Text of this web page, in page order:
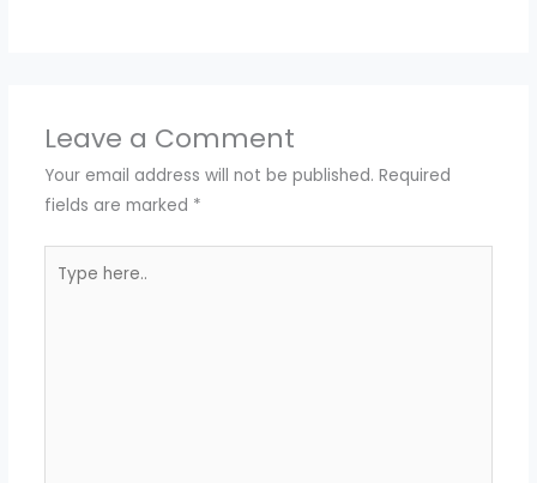
Leave a Comment
Your email address will not be published. Required
fields are marked *
here..